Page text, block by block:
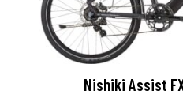
Nishiki Assist